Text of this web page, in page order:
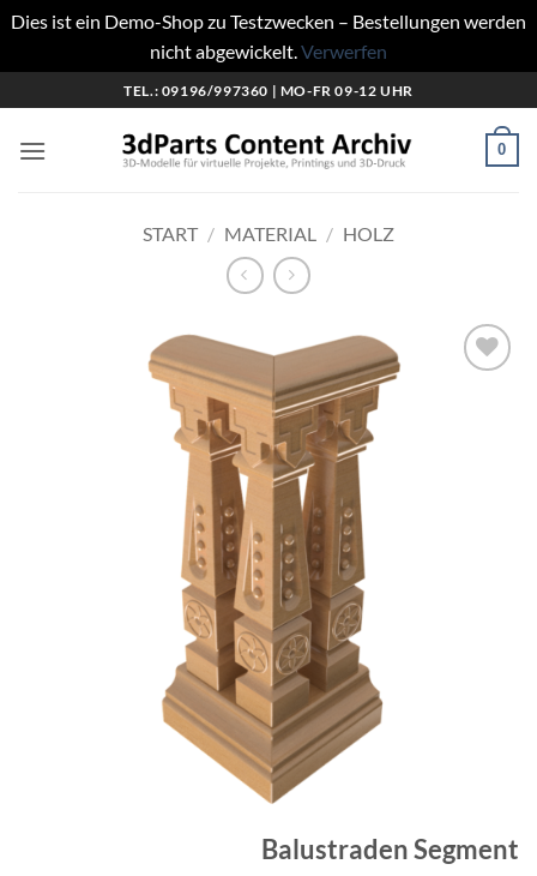
Dies ist ein Demo-Shop zu Testzwecken – Bestellungen werden
nicht abgewickelt.Verwerfen
Inhalt
springen
TEL.: 09196/997360 | MO-FR 09-12 UHR
0
START / MATERIAL / HOLZ
Balustraden Segment